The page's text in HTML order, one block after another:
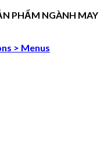
PHẨM NGÀNH MAY
> Menus